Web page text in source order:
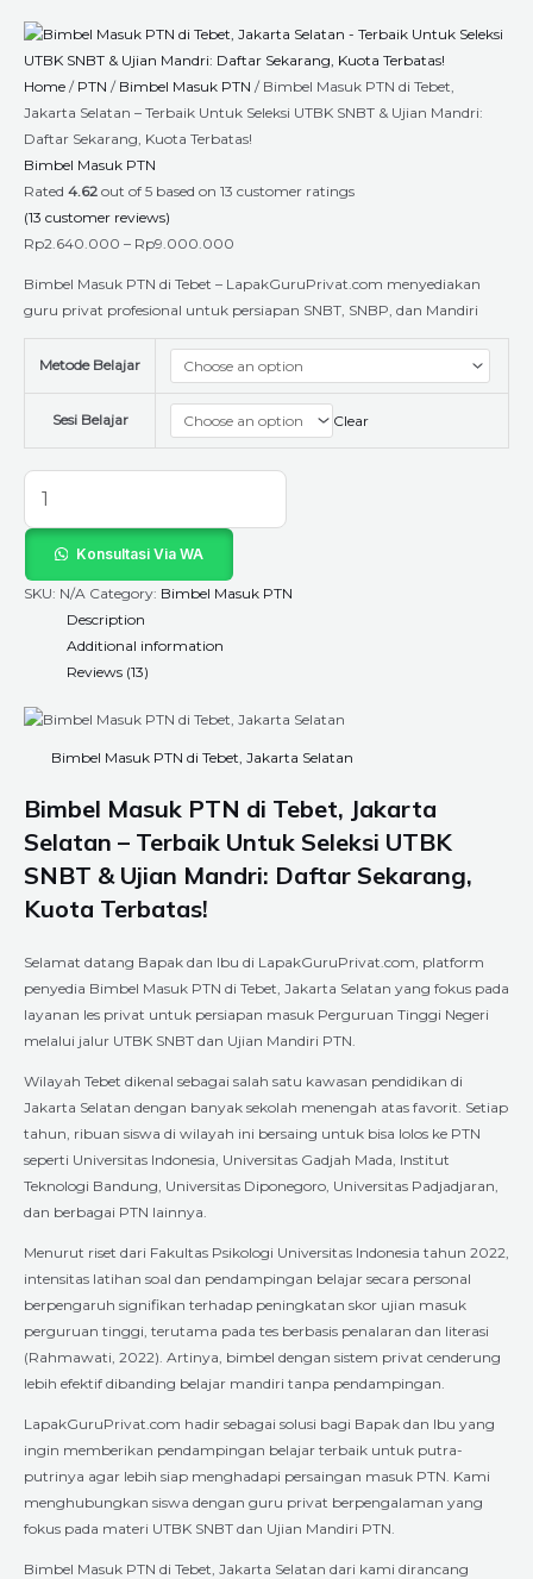
content
Home / PTN / Bimbel Masuk PTN / Bimbel Masuk PTN di Tebet,
Jakarta Selatan – Terbaik Untuk Seleksi UTBK SNBT & Ujian Mandri:
Daftar Sekarang, Kuota Terbatas!
Bimbel Masuk PTN
Rated 4.62 out of 5 based on 13 customer ratings
(13 customer reviews)
Rp2.640.000 – Rp9.000.000
range:
Rp2.640.000
through
Rp9.000.000
Bimbel Masuk PTN di Tebet – LapakGuruPrivat.com menyediakan
guru privat profesional untuk persiapan SNBT, SNBP, dan Mandiri
Metode Belajar
Sesi Belajar Clear
Masuk
PTN
di
Tebet,
Jakarta
Selatan
- Terbaik
Untuk
Seleksi
Sekarang,
quantity
Konsultasi Via WA
SKU: N/A Category: Bimbel Masuk PTN
Description
Additional information
Reviews (13)
Bimbel Masuk PTN di Tebet, Jakarta Selatan
Bimbel Masuk PTN di Tebet, Jakarta
Selatan – Terbaik Untuk Seleksi UTBK
SNBT & Ujian Mandri: Daftar Sekarang,
Kuota Terbatas!
Selamat datang Bapak dan Ibu di LapakGuruPrivat.com, platform
penyedia Bimbel Masuk PTN di Tebet, Jakarta Selatan yang fokus pada
layanan les privat untuk persiapan masuk Perguruan Tinggi Negeri
melalui jalur UTBK SNBT dan Ujian Mandiri PTN.
Wilayah Tebet dikenal sebagai salah satu kawasan pendidikan di
Jakarta Selatan dengan banyak sekolah menengah atas favorit. Setiap
tahun, ribuan siswa di wilayah ini bersaing untuk bisa lolos ke PTN
seperti Universitas Indonesia, Universitas Gadjah Mada, Institut
Teknologi Bandung, Universitas Diponegoro, Universitas Padjadjaran,
dan berbagai PTN lainnya.
Menurut riset dari Fakultas Psikologi Universitas Indonesia tahun 2022,
intensitas latihan soal dan pendampingan belajar secara personal
berpengaruh signifikan terhadap peningkatan skor ujian masuk
perguruan tinggi, terutama pada tes berbasis penalaran dan literasi
(Rahmawati, 2022). Artinya, bimbel dengan sistem privat cenderung
lebih efektif dibanding belajar mandiri tanpa pendampingan.
LapakGuruPrivat.com hadir sebagai solusi bagi Bapak dan Ibu yang
ingin memberikan pendampingan belajar terbaik untuk putra-
putrinya agar lebih siap menghadapi persaingan masuk PTN. Kami
menghubungkan siswa dengan guru privat berpengalaman yang
fokus pada materi UTBK SNBT dan Ujian Mandiri PTN.
Bimbel Masuk PTN di Tebet, Jakarta Selatan dari kami dirancang